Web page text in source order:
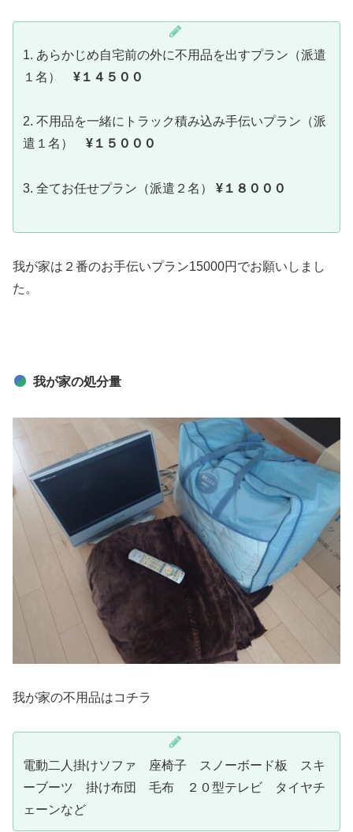
1. あらかじめ自宅前の外に不用品を出すプラン（派遣
１名） ¥１４５００
2. 不用品を一緒にトラック積み込み手伝いプラン（派
遣１名） ¥１５０００
3. 全てお任せプラン（派遣２名） ¥１８０００
我が家は２番のお手伝いプラン15000円でお願いしまし
た。
我が家の処分量
我が家の不用品はコチラ
電動二人掛けソファ 座椅子 スノーボード板 スキ
ーブーツ 掛け布団 毛布 ２０型テレビ タイヤチ
ェーンなど